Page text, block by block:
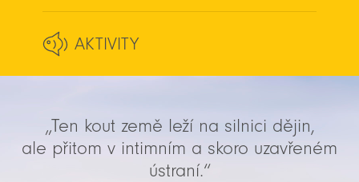
AKTIVITY
„Ten kout země leží na silnici dějin,
ale přitom v intimním a skoro uzavřeném
ústraní.“